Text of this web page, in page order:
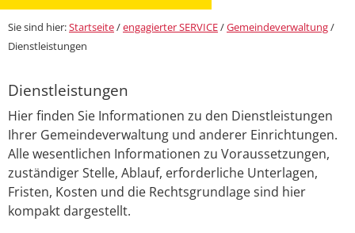
Sie sind hier:Startseite/engagierter SERVICE/Gemeindeverwaltung/
Dienstleistungen
Dienstleistungen
Hier finden Sie Informationen zu den Dienstleistungen
Ihrer Gemeindeverwaltung und anderer Einrichtungen.
Alle wesentlichen Informationen zu Voraussetzungen,
zuständiger Stelle, Ablauf, erforderliche Unterlagen,
Fristen, Kosten und die Rechtsgrundlage sind hier
kompakt dargestellt.